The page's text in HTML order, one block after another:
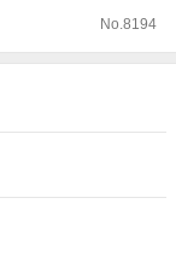
No. 8194